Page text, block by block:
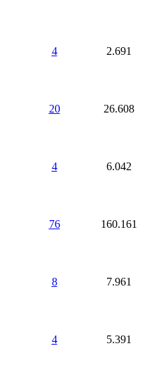
4 2.691
20 26.608
4 6.042
76 160.161
8 7.961
4 5.391